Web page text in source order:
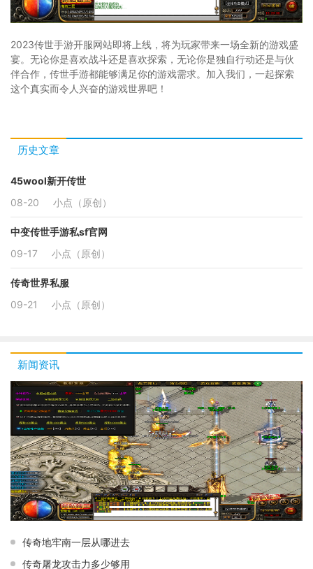
2023传世手游开服网站即将上线，将为玩家带来一场全新的游戏盛
宴。无论你是喜欢战斗还是喜欢探索，无论你是独自行动还是与伙
伴合作，传世手游都能够满足你的游戏需求。加入我们，一起探索
这个真实而令人兴奋的游戏世界吧！
历史文章
45wool新开传世
08-20
小点（原创）
中变传世手游私sf官网
09-17
小点（原创）
传奇世界私服
09-21
小点（原创）
新闻资讯
传奇地牢南一层从哪进去
传奇屠龙攻击力多少够用